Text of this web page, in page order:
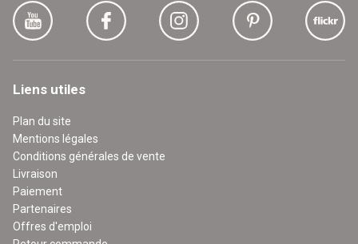
Liens utiles
Plan du site
Mentions légales
Conditions générales de vente
Livraison
Paiement
Partenaires
Offres d'emploi